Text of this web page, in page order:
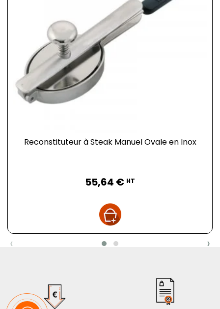
Reconstituteur à Steak Manuel Ovale en Inox
55,64 € HT
‹ ›